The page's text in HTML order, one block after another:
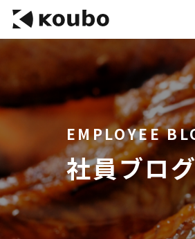
EMPLOYEE
社員ブログ